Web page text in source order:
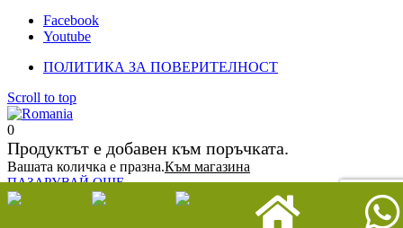
Facebook
Youtube
ПОЛИТИКА ЗА ПОВЕРИТЕЛНОСТ
Scroll to top
0
Продуктът е добавен към поръчката.
Вашата количка е празна.Към магазина
ПАЗАРУВАЙ ОЩЕ
Calculate Shipping